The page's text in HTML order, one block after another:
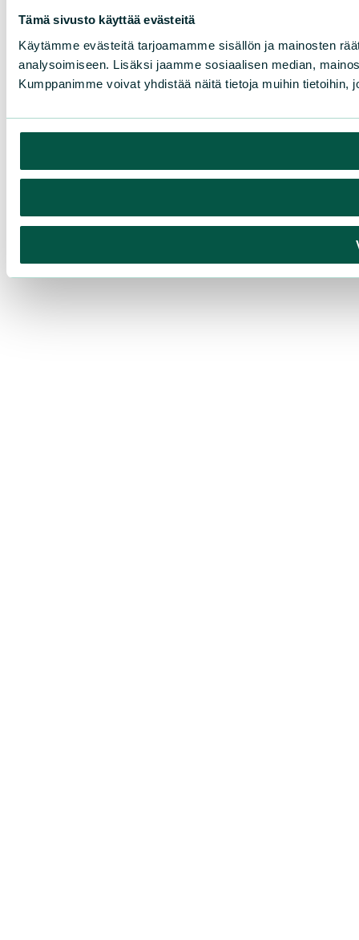
Tämä sivusto käyttää evästeitä
Käytämme evästeitä tarjoamamme sisällön ja mainosten
analysoimiseen. Lisäksi jaamme sosiaalisen median,
Kumppanimme voivat yhdistää näitä tietoja muihin tietoihin,